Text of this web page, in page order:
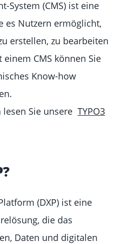
System (CMS) ist eine
es Nutzern ermöglicht,
erstellen, zu bearbeiten
CMS können Sie
Know-how
Sie unsere TYPO3
(DXP) ist eine
die das
Daten und digitalen